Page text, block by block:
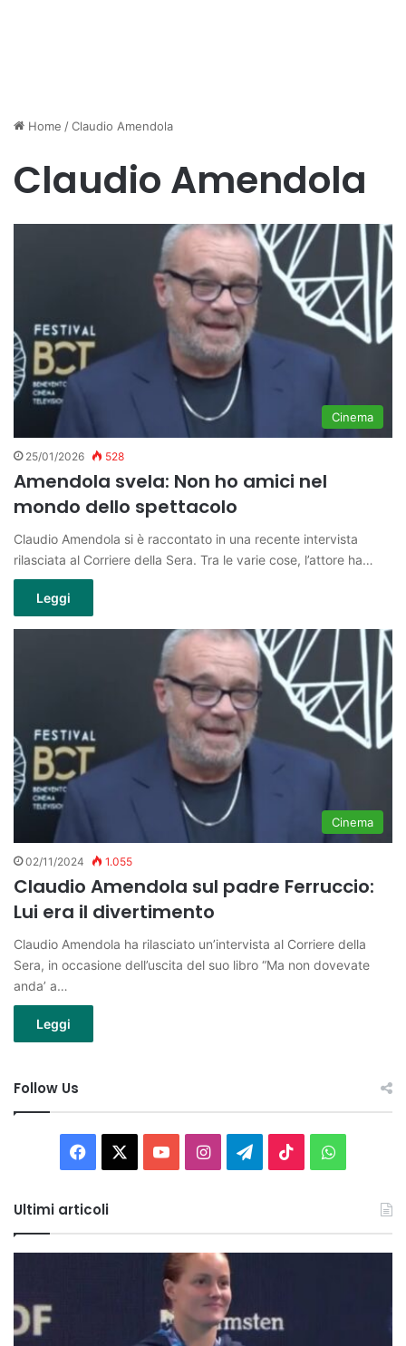
Home /Claudio Amendola
Claudio Amendola
Cinema
25/01/2026 528
Amendola svela: Non ho amici nel
mondo dello spettacolo
Claudio Amendola si è raccontato in una recente intervista
rilasciata al Corriere della Sera. Tra le varie cose, l’attore ha…
Leggi
Cinema
02/11/2024 1.055
Claudio Amendola sul padre Ferruccio:
Lui era il divertimento
Claudio Amendola ha rilasciato un’intervista al Corriere della
Sera, in occasione dell’uscita del suo libro “Ma non dovevate
anda’ a…
Leggi
Follow Us
Facebook You InstagramTelegram
TikTok
Ultimi articoli